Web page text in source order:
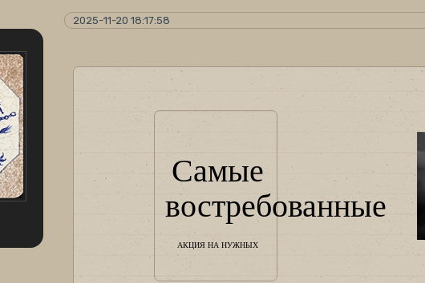
2025-11-20 18:17:58
Самые
востребованные
АКЦИЯ НА НУЖНЫХ